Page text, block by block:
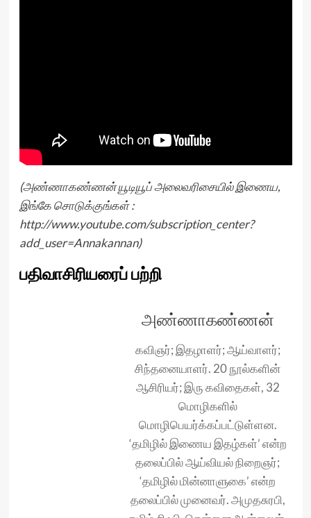
(அண்ணாகண்ணன் யூடியூப் அலைவரிசையில் இணைய,
இங்கே சொடுக்குங்கள் :
http://www.youtube.com/subscription_center?
add_user=Annakannan)
பதிவாசிரியரைப் பற்றி
அண்ணாகண்ணன்
கவிஞர்; இதழாளர்; ஆய்வாளர்;
சிந்தனையாளர். 20 நூல்களின்
ஆசிரியர்; இரு கவிதைகள், 32
மொழிகளில்
மொழிபெயர்க்கப்பட்டுள்ளன.
‘தமிழில் இணைய இதழ்கள்’ என்ற
தலைப்பில் ஆய்வியல் நிறைஞர்;
‘தமிழில் மின்னாளுகை’ என்ற
தலைப்பில் முனைவர். அமுதசுரபி,